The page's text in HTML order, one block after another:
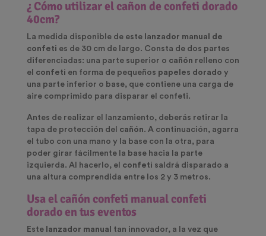
¿ Cómo utilizar el cañon de confeti dorado
40cm?
La medida disponible de este lanzador manual de
confeti es de 30 cm de largo. Consta de dos partes
diferenciadas: una parte superior o cañón relleno con
el confeti en forma de pequeños papeles dorado y
una parte inferior o base, que contiene una carga de
aire comprimido para disparar el confeti.
Antes de realizar el lanzamiento, deberás retirar la
tapa de protección del cañón. A continuación, agarra
el tubo con una mano y la base con la otra, para
poder girar fácilmente la base hacia la parte
izquierda. Al hacerlo, el confeti saldrá disparado a
una altura comprendida entre los 2 y 3 metros.
Usa el cañón confeti manual confeti
dorado en tus eventos
Este lanzador manual
tan innovador, a la vez que